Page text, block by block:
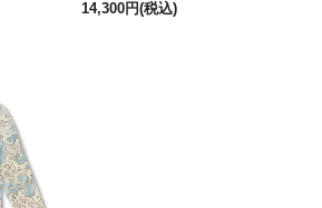
14,300円(税込)